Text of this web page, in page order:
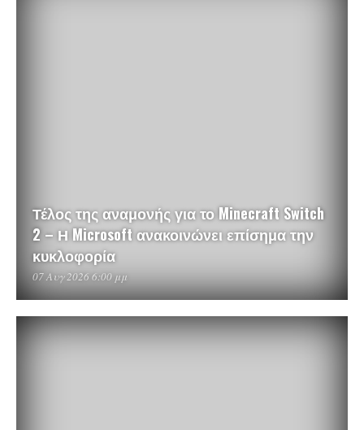
Τέλος της αναμονής για το Minecraft Switch
2 – Η Microsoft ανακοινώνει επίσημα την
κυκλοφορία
07 Αυγ 2026 6:00 μμ